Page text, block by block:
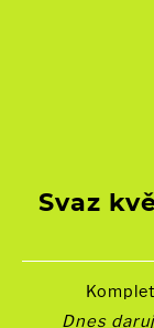
Svaz
Dnes